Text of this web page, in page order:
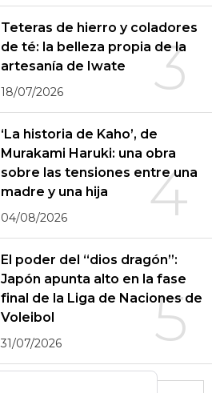
3
Teteras de hierro y coladores
de té: la belleza propia de la
artesanía de Iwate
18/07/2026
4
‘La historia de Kaho’, de
Murakami Haruki: una obra
sobre las tensiones entre una
madre y una hija
04/08/2026
5
El poder del “dios dragón”:
Japón apunta alto en la fase
final de la Liga de Naciones de
Voleibol
31/07/2026